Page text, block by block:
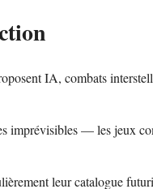
IA, combats
imprévisibles — les jeux
leur catalogue